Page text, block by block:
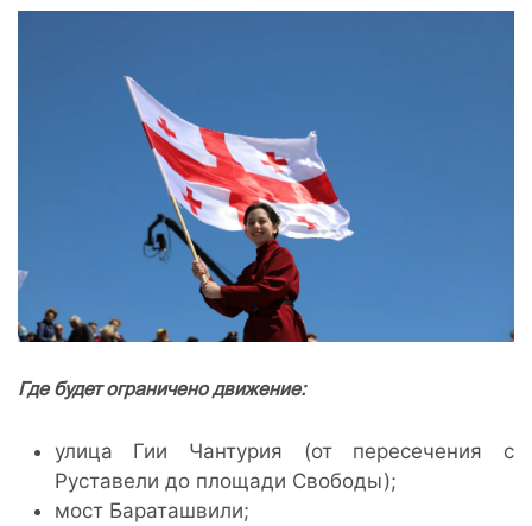
Где будет ограничено движение:
улица Гии Чантурия (от пересечения с
Руставели до площади Свободы);
мост Бараташвили;